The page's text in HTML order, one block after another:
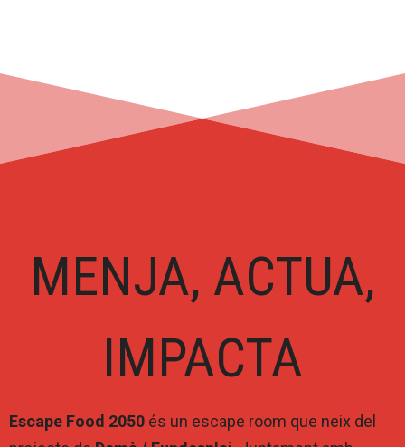
MENJA, ACTUA,
IMPACTA
Escape Food 2050 és un escape room que neix del